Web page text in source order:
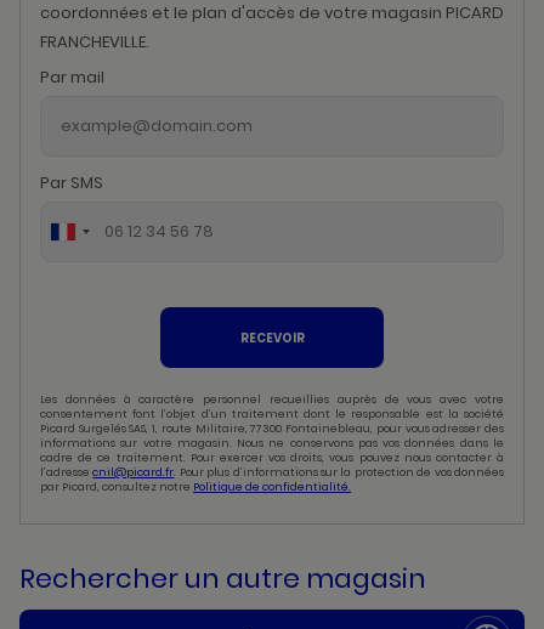
coordonnées et le plan d'accès de votre magasin PICARD
FRANCHEVILLE.
Par mail
Par SMS
RECEVOIR
Les données à caractère personnel recueillies auprès de vous avec votre
consentement font l’objet d’un traitement dont le responsable est la société
Picard Surgelés SAS, 1, route Militaire, 77300 Fontainebleau, pour vous adresser des
informations sur votre magasin. Nous ne conservons pas vos données dans le
cadre de ce traitement. Pour exercer vos droits, vous pouvez nous contacter à
l’adressecnil@picard.fr. Pour plus d’informations sur la protection de vos données
par Picard, consultez notre Politique de confidentialité.
Rechercher un autre magasin